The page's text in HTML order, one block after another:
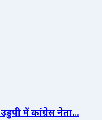
में कांग्रेस नेता...